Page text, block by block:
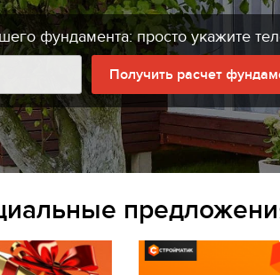
фундамента: просто укажите
Получить расчет